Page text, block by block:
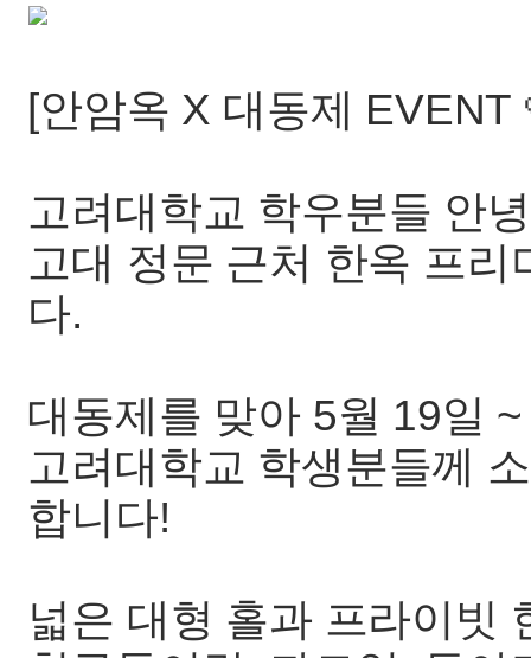
[안암옥 X 대동제 EVENT
고려대학교 학우분들 안
고대 정문 근처 한옥 프
다.
대동제를 맞아 5월 19일
고려대학교 학생분들께
합니다!
넓은 대형 홀과 프라이빗